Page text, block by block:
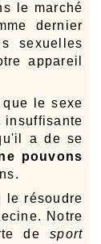
le marché
dernier
sexuelles
appareil
le sexe
insuffisante
a de se
pouvons
le résoudre
Notre
desport